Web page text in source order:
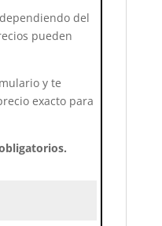
del
pueden
y te
exacto para